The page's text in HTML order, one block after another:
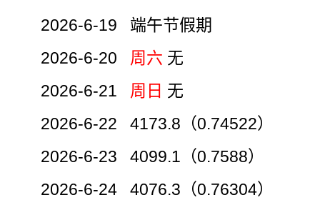
2026-6-19 端午节假期
2026-6-20 周六 无
2026-6-21 周日 无
2026-6-22 4173.8（0.74522）
2026-6-23 4099.1（0.7588）
2026-6-24 4076.3（0.76304）